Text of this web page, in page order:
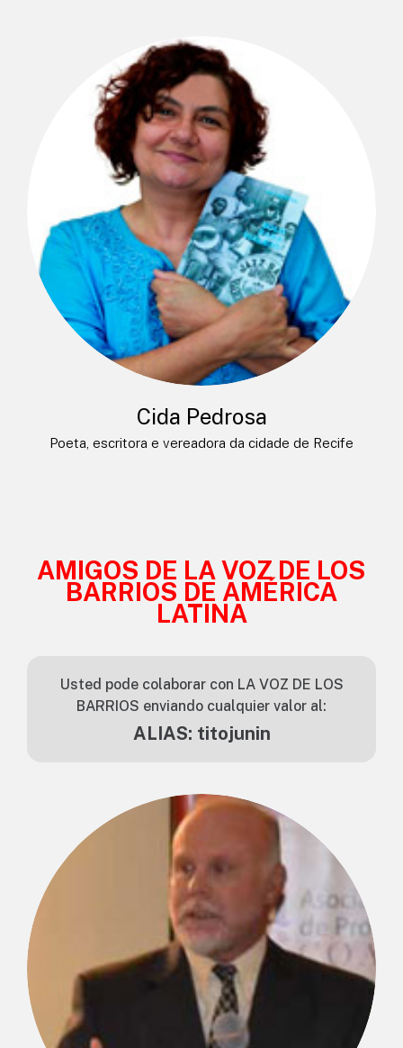
Cida Pedrosa
Poeta, escritora e vereadora da cidade de Recife
AMIGOS DE LA VOZ DE LOS
BARRIOS DE AMÉRICA
LATINA
Usted pode colaborar con LA VOZ DE LOS
BARRIOS enviando cualquier valor al:
ALIAS: titojunin